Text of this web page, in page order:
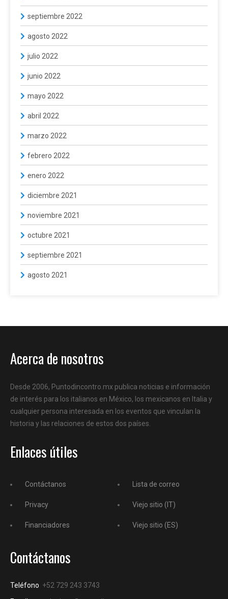
septiembre 2022
agosto 2022
julio 2022
junio 2022
mayo 2022
abril 2022
marzo 2022
febrero 2022
enero 2022
diciembre 2021
noviembre 2021
octubre 2021
septiembre 2021
agosto 2021
Acerca de nosotros
Desde 2006, Puntodincontro.mx publica noticias e información
de interés para los italianos en México, los mexicanos en Italia y
cualquier persona interesada en los eventos que vinculan la
historia y las relaciones de estos dos países.
Enlaces útiles
Contáctanos
Privacy
Financiadores
Lista de correo
Viejo sitio (IT)
Viejo sitio (ES)
Contáctanos
Teléfono +52 729 243 3743